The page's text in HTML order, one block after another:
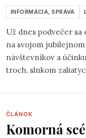
INFORMÁCIA, SPRÁVA
Už dnes podvečer
na svojom
návštevníkov a
troch, slnkom
Komornej scéne a
ČLÁNOK
Komorná